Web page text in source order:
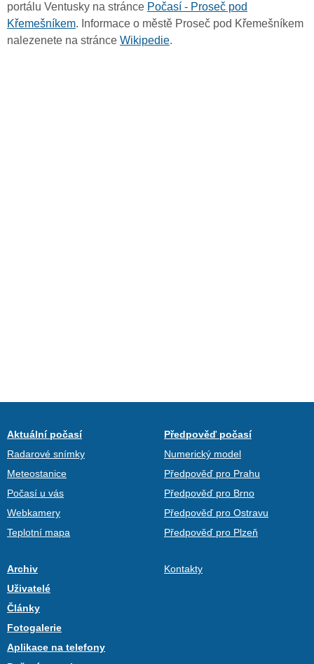
portálu Ventusky na stránce Počasí - Proseč pod
Křemešníkem. Informace o městě Proseč pod Křemešníkem
nalezenete na stránce Wikipedie.
Aktuální počasí
Radarové snímky
Meteostanice
Počasí u vás
Webkamery
Teplotní mapa
Předpověď počasí
Numerický model
Předpověď pro Prahu
Předpověď pro Brno
Předpověď pro Ostravu
Předpověď pro Plzeň
Archiv
Uživatelé
Články
Fotogalerie
Aplikace na telefony
Kontakty